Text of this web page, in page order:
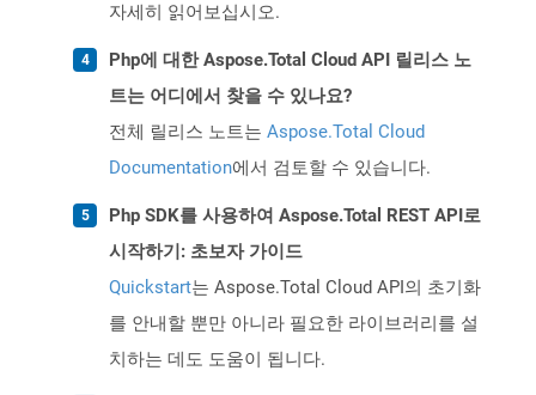
자세히 읽어보십시오.
Php에 대한 Aspose.Total Cloud API 릴리스 노
트는 어디에서 찾을 수 있나요?
전체 릴리스 노트는 Aspose.Total Cloud
Documentation에서 검토할 수 있습니다.
Php SDK를 사용하여 Aspose.Total REST API로
시작하기: 초보자 가이드
Quickstart는 Aspose.Total Cloud API의 초기화
를 안내할 뿐만 아니라 필요한 라이브러리를 설
치하는 데도 도움이 됩니다.